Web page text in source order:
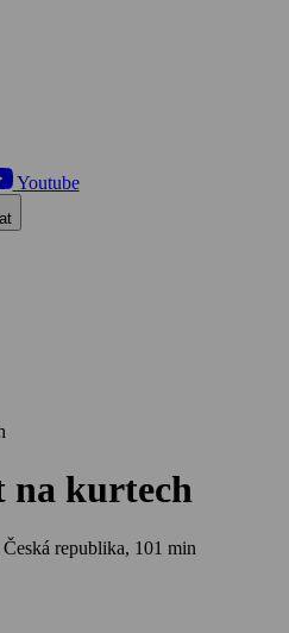
Youtube
na kurtech
Česká republika, 101 min